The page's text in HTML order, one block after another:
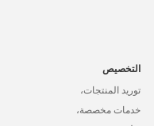
التخصيص
توريد المنتجات،
خدمات مخصصة،